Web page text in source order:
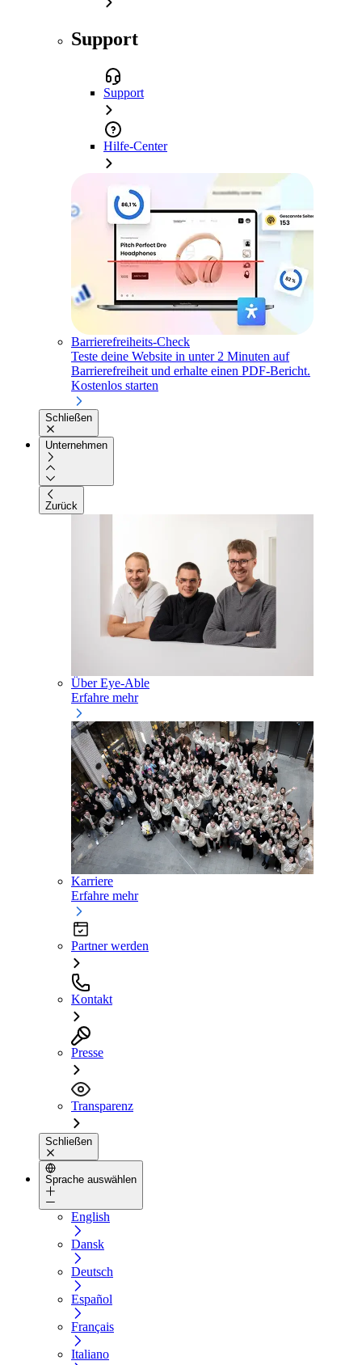
Support
Support
Hilfe-Center
Barrierefreiheits-Check
Teste deine Website in unter 2 Minuten auf
Barrierefreiheit und erhalte einen PDF-Bericht.
Kostenlos starten
Schließen
Unternehmen
Zurück
Über Eye-Able
Erfahre mehr
Karriere
Erfahre mehr
Partner werden
Kontakt
Presse
Transparenz
Schließen
Sprache auswählen
English
Dansk
Deutsch
Español
Français
Italiano